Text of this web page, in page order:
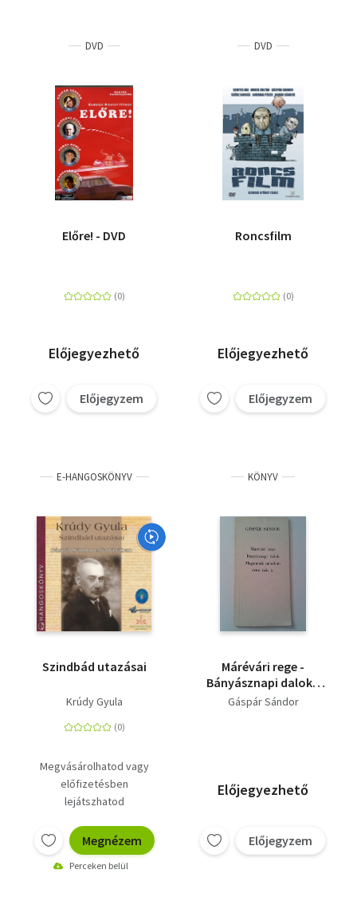
DVD
Előre! - DVD
Előjegyezhető
Előjegyzem
DVD
Roncsfilm
Előjegyezhető
Előjegyzem
E-HANGOSKÖNYV
Szindbád utazásai
Krúdy Gyula
Megvásárolhatod vagy
előfizetésben
lejátszhatod
Megnézem
Perceken belül
KÖNYV
Márévári rege -
Bányásznapi dalok -
Magamnak mondom
Gáspár Sándor
Előjegyezhető
Előjegyzem